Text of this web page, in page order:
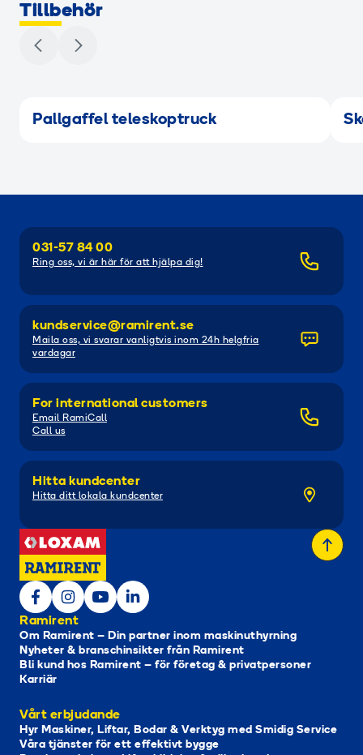
Tillbehör
Pallgaffel teleskoptruck
031-57 84 00
Ring oss, vi är här för att hjälpa dig!
kundservice@ramirent.se
Maila oss, vi svarar vanligtvis inom 24h helgfria
vardagar
For international customers
Email RamiCall
Call us
Hitta kundcenter
Hitta ditt lokala kundcenter
Ramirent
Om Ramirent – Din partner inom maskinuthyrning
Nyheter & branschinsikter från Ramirent
Bli kund hos Ramirent – för företag & privatpersoner
Karriär
Vårt erbjudande
Hyr Maskiner, Liftar, Bodar & Verktyg med Smidig Service
Våra tjänster för ett effektivt bygge